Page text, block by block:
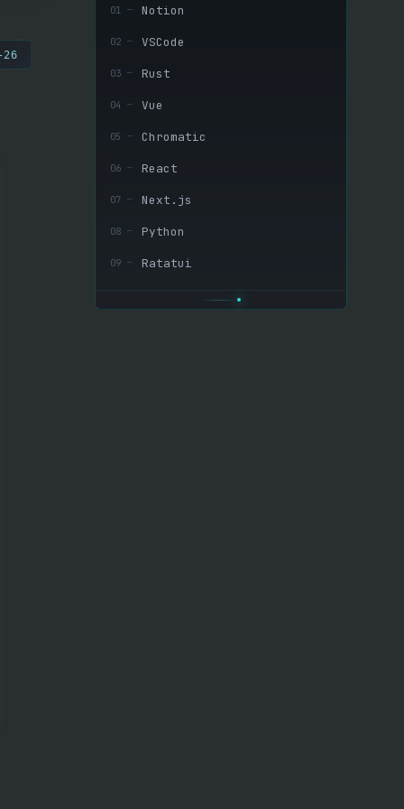
26
01 ─ Notion
02 ─ VSCode
03 ─ Rust
04 ─ Vue
05 ─ Chromatic
06 ─ React
07 ─ Next.js
08 ─ Python
09 ─ Ratatui